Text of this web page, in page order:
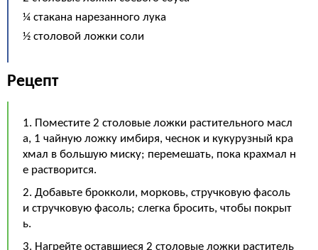
¼ стакана нарезанного лука
½ столовой ложки соли
Рецепт
1. Поместите 2 столовые ложки растительного масл
а, 1 чайную ложку имбиря, чеснок и кукурузный кра
хмал в большую миску; перемешать, пока крахмал н
е растворится.
2. Добавьте брокколи, морковь, стручковую фасоль
и стручковую фасоль; слегка бросить, чтобы покрыт
ь.
3. Нагрейте оставшиеся 2 столовые ложки раститель